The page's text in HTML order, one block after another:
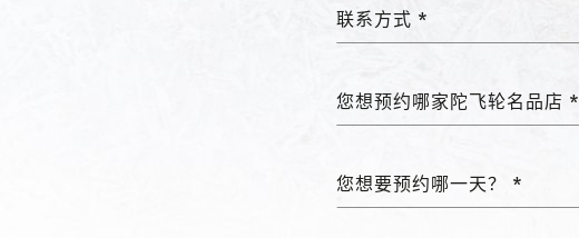
联系方式 *
您想预约哪家陀飞轮名品店 *
您想要预约哪一天？ *